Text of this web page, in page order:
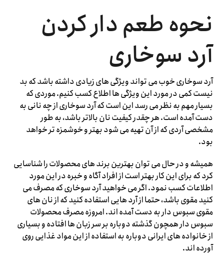
نحوه طعم دار کردن
آرد سوخاری
آرد سوخاری خوب می تواند ویژگی های زیادی داشته باشد که بد
نیست کمی در مورد این ویژگی ها اطلاع کسب کنیم. موردی که
بسیار مهم به نظر می رسد این است که آرد سوخاری از چه نانی به
دست آمده است. هر چقدر کیفیت نان بالاتر باشد، به طور
مشخصی آردی که از آن تهیه می شود بهتر و خوشمزه تر خواهد
بود.
همیشه و در حال می توان بهترین برند های محصولات را شناسایی
کرد که برای این کار بهتر است از افراد آگاه و خبره در این مورد
اطلاعات کسب نمود. اگر می خواهید آرد سوخاری که مصرف می
کنید مقوی باشد، حتما از آرد هایی استفاده کنید که از نان های
مقوی سبوس دار به دست آمده اند. امروزه مصرف محصولات
سبوس دار همچون گذشته دوباره بر سر زبان ها افتاده و بسیاری
از خانواده های ایرانی دوباره به استفاده از این مواد غذایی روی
آورده اند.